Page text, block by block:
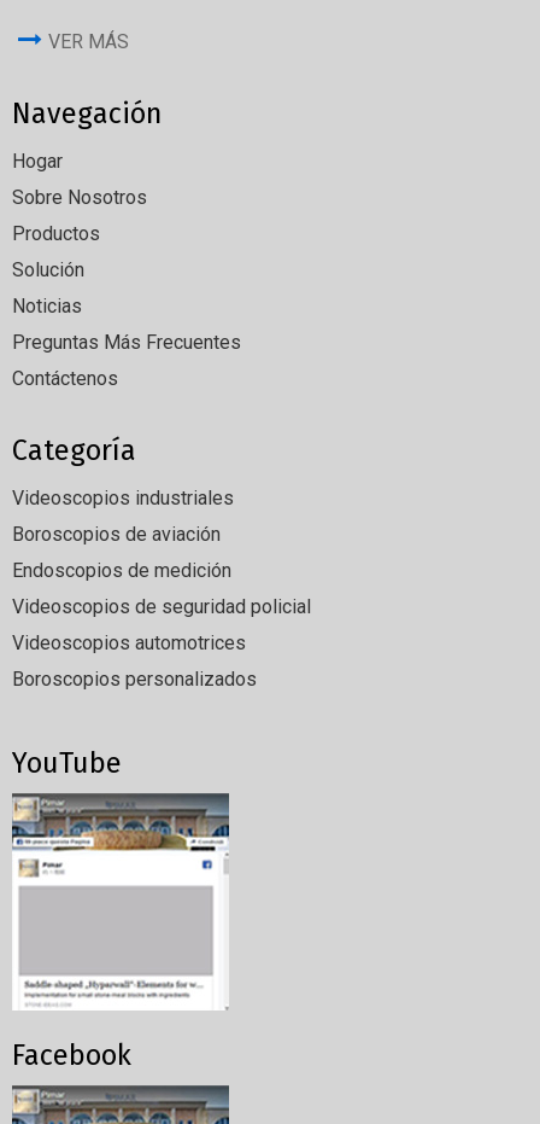
VER MÁS
Navegación
Hogar
Sobre Nosotros
Productos
Solución
Noticias
Preguntas Más Frecuentes
Contáctenos
Categoría
Videoscopios industriales
Boroscopios de aviación
Endoscopios de medición
Videoscopios de seguridad policial
Videoscopios automotrices
Boroscopios personalizados
YouTube
Facebook